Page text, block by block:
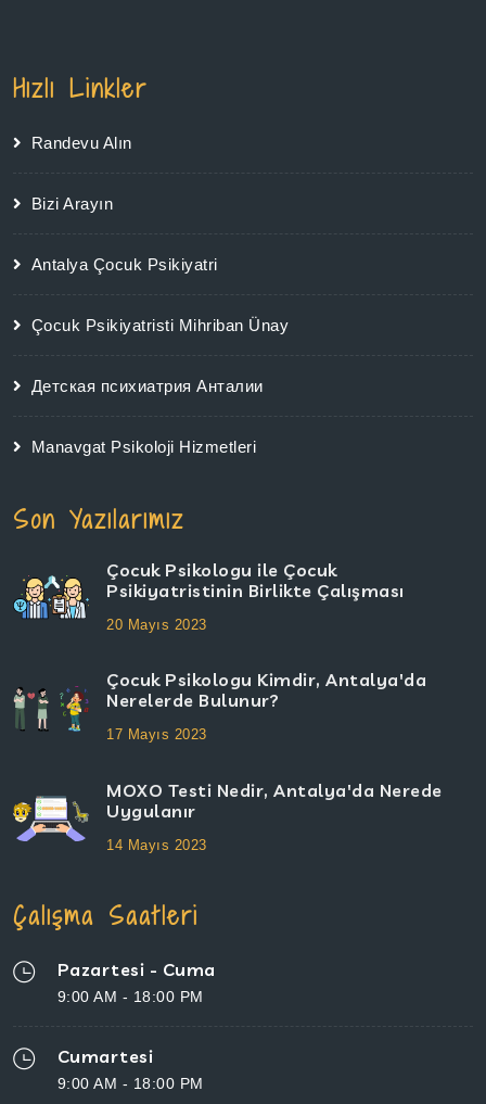
Hızlı Linkler
Randevu Alın
Bizi Arayın
Antalya Çocuk Psikiyatri
Çocuk Psikiyatristi Mihriban Ünay
Детская психиатрия Анталии
Manavgat Psikoloji Hizmetleri
Son Yazılarımız
Çocuk Psikologu ile Çocuk
Psikiyatristinin Birlikte Çalışması
20 Mayıs 2023
Çocuk Psikologu Kimdir, Antalya'da
Nerelerde Bulunur?
17 Mayıs 2023
MOXO Testi Nedir, Antalya'da Nerede
Uygulanır
14 Mayıs 2023
Çalışma Saatleri
Pazartesi - Cuma
9:00 AM - 18:00 PM
Cumartesi
9:00 AM - 18:00 PM